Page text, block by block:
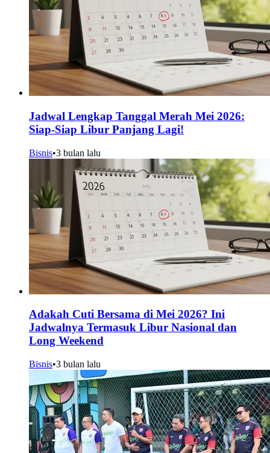
Jadwal Lengkap Tanggal Merah Mei 2026:
Siap-Siap Libur Panjang Lagi!
Bisnis•3 bulan lalu
Adakah Cuti Bersama di Mei 2026? Ini
Jadwalnya Termasuk Libur Nasional dan
Long Weekend
Bisnis•3 bulan lalu